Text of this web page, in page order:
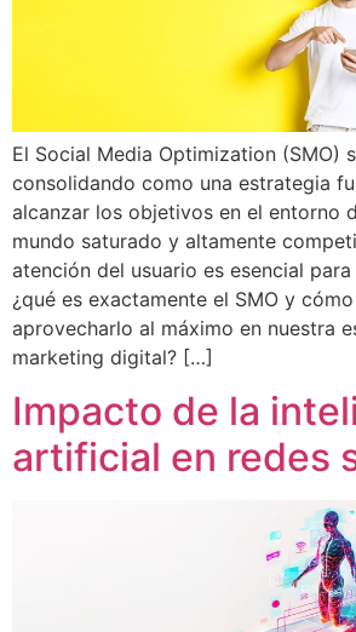
El Social Media Optimization (SMO)
consolidando como una estrategia
alcanzar los objetivos en el entorno
mundo saturado y altamente
atención del usuario es esencial
¿qué es exactamente el SMO y
aprovecharlo al máximo en nuestra
marketing digital? […]
Impacto de la
artificial en redes